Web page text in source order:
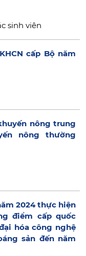
sinh viên
cấp Bộ năm
nông trung
nông thường
2024 thực hiện
điểm cấp quốc
hóa công nghệ
sản đến năm